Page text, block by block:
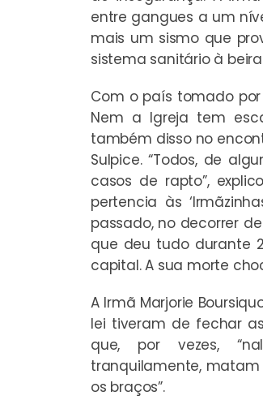
entre gangues a um
mais um sismo que
sistema sanitário à
Com o país tomado
Nem a Igreja tem
também disso no
Sulpice. “Todos, de
casos de rapto”,
pertencia às
passado, no decorrer
que deu tudo durante
capital. A sua morte
A Irmã Marjorie
lei tiveram de fechar
que, por vezes,
tranquilamente,
os braços”.